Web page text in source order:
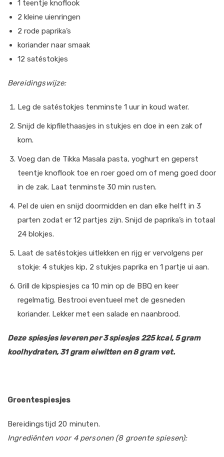
1 teentje knoflook
2 kleine uienringen
2 rode paprika’s
koriander naar smaak
12 satéstokjes
Bereidingswijze:
Leg de satéstokjes tenminste 1 uur in koud water.
Snijd de kipfilethaasjes in stukjes en doe in een zak of
kom.
Voeg dan de Tikka Masala pasta, yoghurt en geperst
teentje knoflook toe en roer goed om of meng goed door
in de zak. Laat tenminste 30 min rusten.
Pel de uien en snijd doormidden en dan elke helft in 3
parten zodat er 12 partjes zijn. Snijd de paprika’s in totaal
24 blokjes.
Laat de satéstokjes uitlekken en rijg er vervolgens per
stokje: 4 stukjes kip, 2 stukjes paprika en 1 partje ui aan.
Grill de kipspiesjes ca 10 min op de BBQ en keer
regelmatig. Bestrooi eventueel met de gesneden
koriander. Lekker met een salade en naanbrood.
Deze spiesjes leveren per 3 spiesjes225 kcal, 5 gram
koolhydraten, 31 gram eiwitten en 8 gram vet.
Groentespiesjes
Bereidingstijd 20 minuten.
Ingrediënten voor 4 personen (8 groente spiesen):